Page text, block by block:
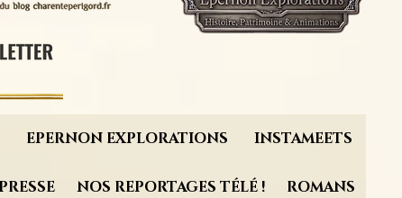
EPERNON EXPLORATIONS INSTAMEETS
NOS REPORTAGES TÉLÉ ! ROMANS